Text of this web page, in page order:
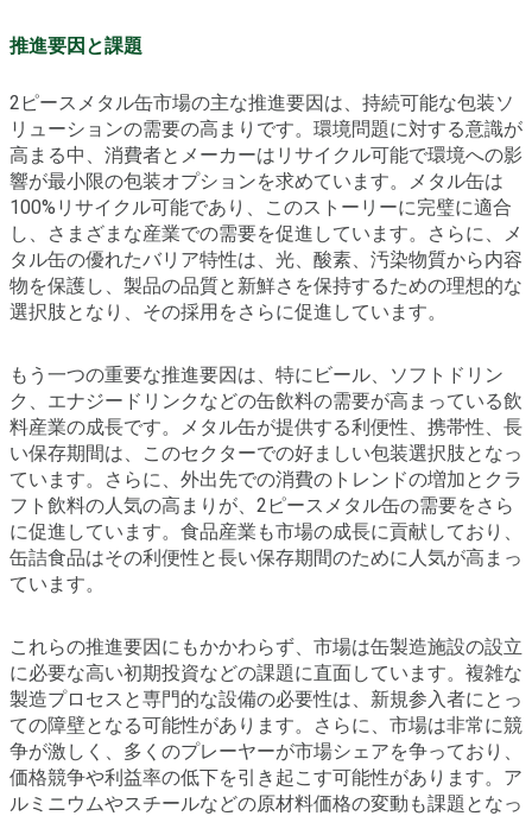
推進要因と課題
2ピースメタル缶市場の主な推進要因は、持続可能な包装ソ
リューションの需要の高まりです。環境問題に対する意識が
高まる中、消費者とメーカーはリサイクル可能で環境への影
響が最小限の包装オプションを求めています。メタル缶は
100%リサイクル可能であり、このストーリーに完璧に適合
し、さまざまな産業での需要を促進しています。さらに、メ
タル缶の優れたバリア特性は、光、酸素、汚染物質から内容
物を保護し、製品の品質と新鮮さを保持するための理想的な
選択肢となり、その採用をさらに促進しています。
もう一つの重要な推進要因は、特にビール、ソフトドリン
ク、エナジードリンクなどの缶飲料の需要が高まっている飲
料産業の成長です。メタル缶が提供する利便性、携帯性、長
い保存期間は、このセクターでの好ましい包装選択肢となっ
ています。さらに、外出先での消費のトレンドの増加とクラ
フト飲料の人気の高まりが、2ピースメタル缶の需要をさら
に促進しています。食品産業も市場の成長に貢献しており、
缶詰食品はその利便性と長い保存期間のために人気が高まっ
ています。
これらの推進要因にもかかわらず、市場は缶製造施設の設立
に必要な高い初期投資などの課題に直面しています。複雑な
製造プロセスと専門的な設備の必要性は、新規参入者にとっ
ての障壁となる可能性があります。さらに、市場は非常に競
争が激しく、多くのプレーヤーが市場シェアを争っており、
価格競争や利益率の低下を引き起こす可能性があります。ア
ルミニウムやスチールなどの原材料価格の変動も課題となっ